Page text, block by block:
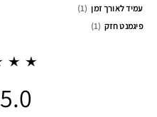
עמיד לאורך זמן
1
פיגמנט חזק
1
5.0